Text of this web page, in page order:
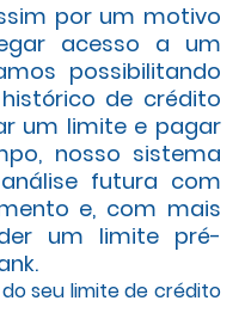
por um motivo
acesso a um
possibilitando
de crédito
um limite e pagar
nosso sistema
futura com
e, com mais
um limite pré-
seu limite de crédito